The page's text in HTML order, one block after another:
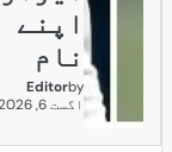
اپنے
نام
by
Editor
اگست 6, 2026